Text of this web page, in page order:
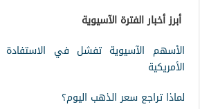
أبرز أخبار الفترة الآسيوية
الأسهم الآسيوية تفشل في الاستفادة
الأمريكية
لماذا تراجع سعر الذهب اليوم؟